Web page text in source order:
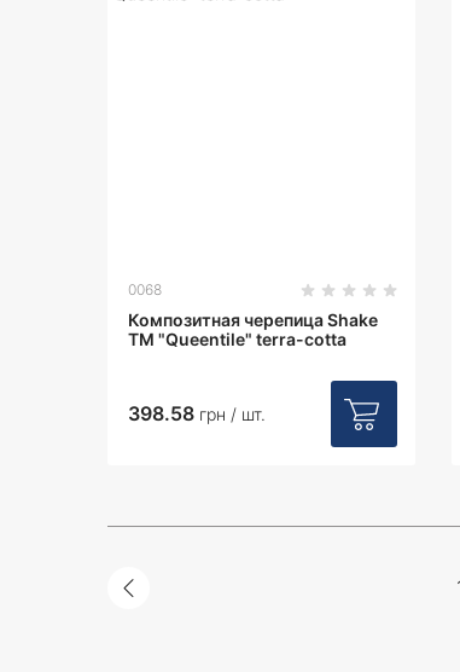
0068
Композитная черепица Shake
ТМ "Queentile" terra-cotta
398.58 грн / шт.